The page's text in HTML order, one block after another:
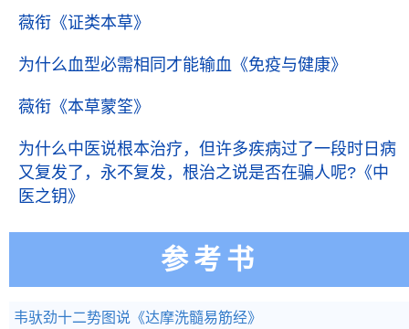
薇衔 《证类本草》
为什么血型必需相同才能输血 《免疫与健康》
薇衔 《本草蒙筌》
为什么中医说根本治疗，但许多疾病过了一段时日病
又复发了，永不复发，根治之说是否在骗人呢? 《中
医之钥》
参考书
韦驮劲十二势图说 《达摩洗髓易筋经》